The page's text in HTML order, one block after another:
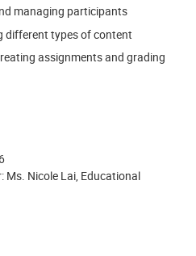
managing participants
different types of content
assignments and grading
Ms. Nicole Lai, Educational